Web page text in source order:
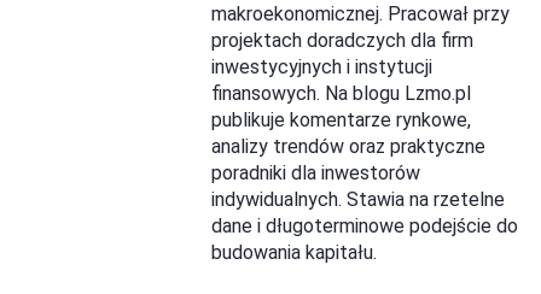
makroekonomicznej. Pracował przy
projektach doradczych dla firm
inwestycyjnych i instytucji
finansowych. Na blogu Lzmo.pl
publikuje komentarze rynkowe,
analizy trendów oraz praktyczne
poradniki dla inwestorów
indywidualnych. Stawia na rzetelne
dane i długoterminowe podejście do
budowania kapitału.